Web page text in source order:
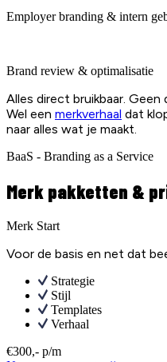
Employer branding & intern
Brand review & optimalisatie
Alles direct bruikbaar.
Wel een merkverhaal dat
naar alles wat je maakt.
BaaS - Branding as a Service
Merk pakketten &
Merk Start
Voor de basis en net dat
Strategie
Stijl
Templates
Verhaal
€300,- p/m